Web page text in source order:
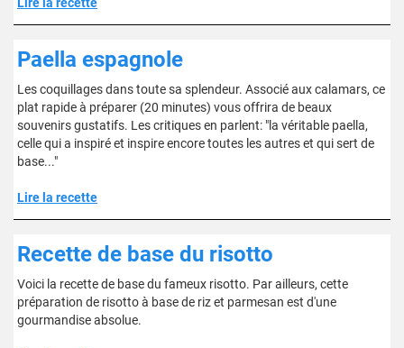
Paella espagnole
Les coquillages dans toute sa splendeur. Associé aux calamars, ce
plat rapide à préparer (20 minutes) vous offrira de beaux
souvenirs gustatifs. Les critiques en parlent: "la véritable paella,
celle qui a inspiré et inspire encore toutes les autres et qui sert de
base..."
Lire la recette
Recette de base du risotto
Voici la recette de base du fameux risotto. Par ailleurs, cette
préparation de risotto à base de riz et parmesan est d'une
gourmandise absolue.